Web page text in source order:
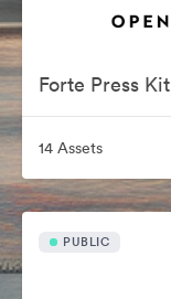
Forte Press Kit
14 Assets
PUBLIC